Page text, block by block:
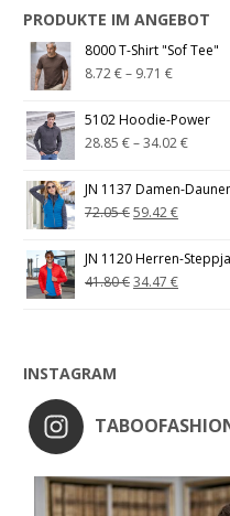
PRODUKTE IM ANGEBOT
8000 T-Shirt "Sof Tee"
8.72€– 9.71€
5102 Hoodie-Power
28.85€–34.02€
JN 1137 Damen-
72.05€59.42€
JN 1120 Herren-
41.80€34.47€
INSTAGRAM